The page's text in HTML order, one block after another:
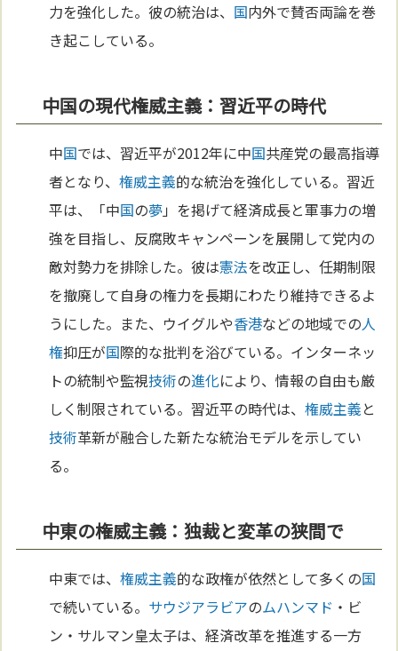
力を強化した。彼の統治は、 国内外で賛否両論を巻
き起こしている。
中国の現代権威主義：習近平の時代
中国では、習近平が2012年に中国共産党の最高指導
者となり、権威主義的な統治を強化している。習近
平は、「中国の夢」を掲げて経済成長と軍事力の増
強を目指し、反腐敗キャンペーンを展開して党内の
敵対勢力を排除した。彼は憲法を改正し、任期制限
を撤廃して自身の権力を長期にわたり維持できるよ
うにした。また、ウイグルや香港などの地域での人
権抑圧が国際的な批判を浴びている。インターネッ
トの統制や監視技術の進化により、情報の自由も厳
しく制限されている。習近平の時代は、権威主義と
技術革新が融合した新たな統治モデルを示してい
る。
中東の権威主義：独裁と変革の狭間で
中東では、権威主義的な政権が依然として多くの国
で続いている。 サウジアラビアのムハンマド ・ビ
ン・サルマン皇太子は、経済改革を推進する一方